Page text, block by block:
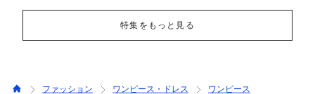
特集をもっと見る
ファッション ワンピース・ドレス
ワンピース